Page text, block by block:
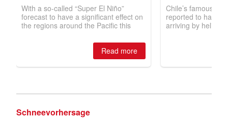
Schneevorhersage